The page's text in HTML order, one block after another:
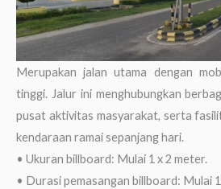
Merupakan jalan utama dengan
tinggi. Jalur ini menghubungkan
pusat aktivitas masyarakat, serta
kendaraan ramai sepanjang hari.
• Ukuran billboard: Mulai 1 x 2 meter.
• Durasi pemasangan billboard: Mulai